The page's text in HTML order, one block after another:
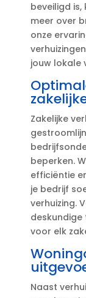
beveiligd
meer over
onze
jouw lokale
Zakelijke
beperken.​
efficiëntie
je bedrijf
verhuizing.​
voor elk
Naast